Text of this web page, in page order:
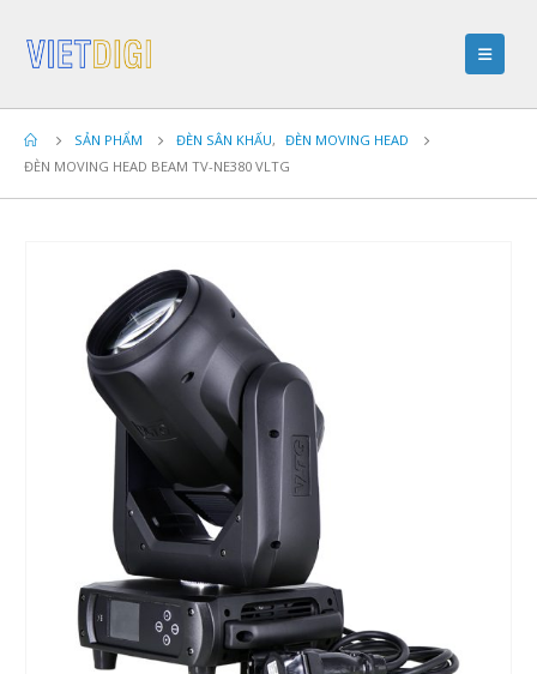
SẢN PHẨM ĐÈN SÂN KHẤU, ĐÈN MOVING HEAD
ĐÈN MOVING HEAD BEAM TV-NE380 VLTG